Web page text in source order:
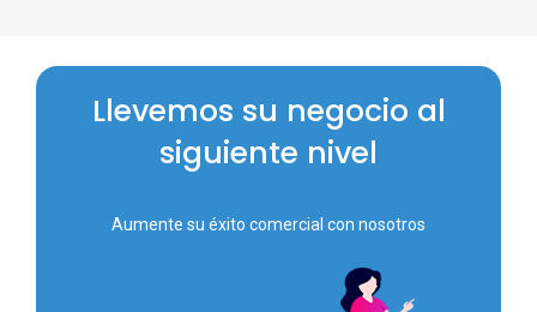
Llevemos su negocio al
siguiente nivel
Aumente su éxito comercial con nosotros